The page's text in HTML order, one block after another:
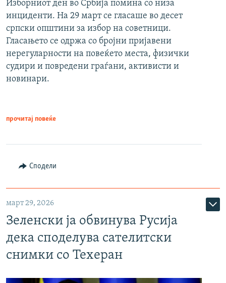
Изборниот ден во Србија помина со низа
инциденти. На 29 март се гласаше во десет
српски општини за избор на советници.
Гласањето се одржа со бројни пријавени
нерегуларности на повеќето места, физички
судири и повредени граѓани, активисти и
новинари.
прочитај повеќе
Сподели
март 29, 2026
Зеленски ја обвинува Русија
дека споделува сателитски
снимки со Техеран